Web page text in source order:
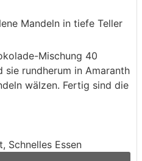
Mandeln in tiefe Teller
Mischung 40
sie rundherum in Amaranth
wälzen. Fertig sind die
Schnelles Essen